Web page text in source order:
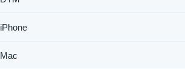
iPhone
Mac